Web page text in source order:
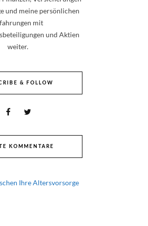
und meine persönlichen
mit
und Aktien
weiter.
& FOLLOW
KOMMENTARE
Ihre Altersvorsorge